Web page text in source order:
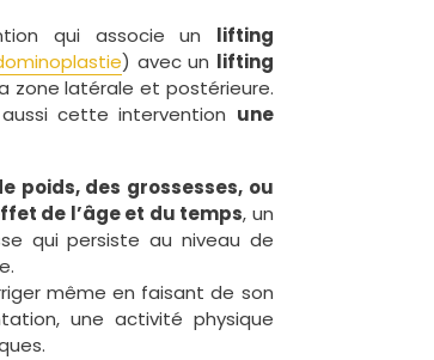
qui associe un lifting
) avec un lifting
zone latérale et postérieure.
cette intervention une
poids, des grossesses, ou
de l’âge et du temps, un
qui persiste au niveau de
même en faisant de son
une activité physique